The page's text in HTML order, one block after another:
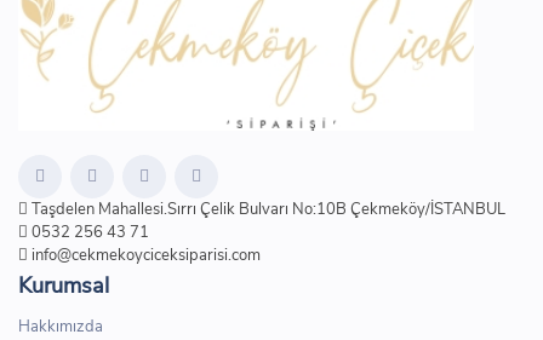
Taşdelen Mahallesi.Sırrı Çelik Bulvarı No:10B Çekmeköy/İSTANBUL
0532 256 43 71
info@cekmekoyciceksiparisi.com
Kurumsal
Hakkımızda